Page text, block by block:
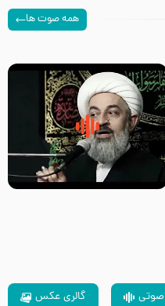
همه صوت ها
زیارتی که اسباب رزق زیاد و عمر
طولانی است حجت السلام حسین
صوتی گالری عکس